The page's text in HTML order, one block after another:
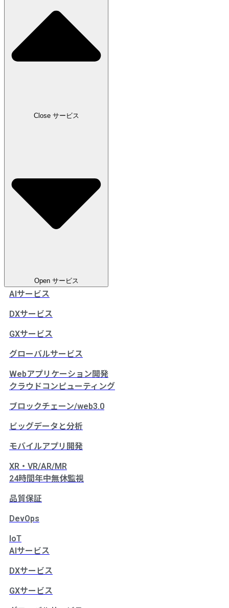
Close サービス
Open サービス
AIサービス
DXサービス
GXサービス
グローバルサービス
Webアプリケーション開発
クラウドコンピューティング
ブロックチェーン/web3.0
ビッグデータと分析
モバイルアプリ開発
XR・VR/AR/MR
24時間年中無休監視
品質保証
DevOps
IoT
AIサービス
DXサービス
GXサービス